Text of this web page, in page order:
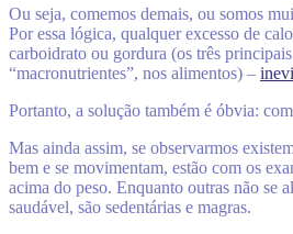
Ou seja, comemos demais, ou somos
Por essa lógica, qualquer excesso de
carboidrato ou gordura (os três
“macronutrientes”, nos alimentos) –
Portanto, a solução também é óbvia:
Mas ainda assim, se observarmos
bem e se movimentam, estão com os
acima do peso. Enquanto outras não se
saudável, são sedentárias e magras.